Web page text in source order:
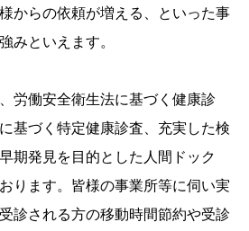
からの依頼が増える、といった事
みといえます。
労働安全衛生法に基づく健康診
基づく特定健康診査、充実した検
期発見を目的とした人間ドック
ります。皆様の事業所等に伺い実
診される方の移動時間節約や受診